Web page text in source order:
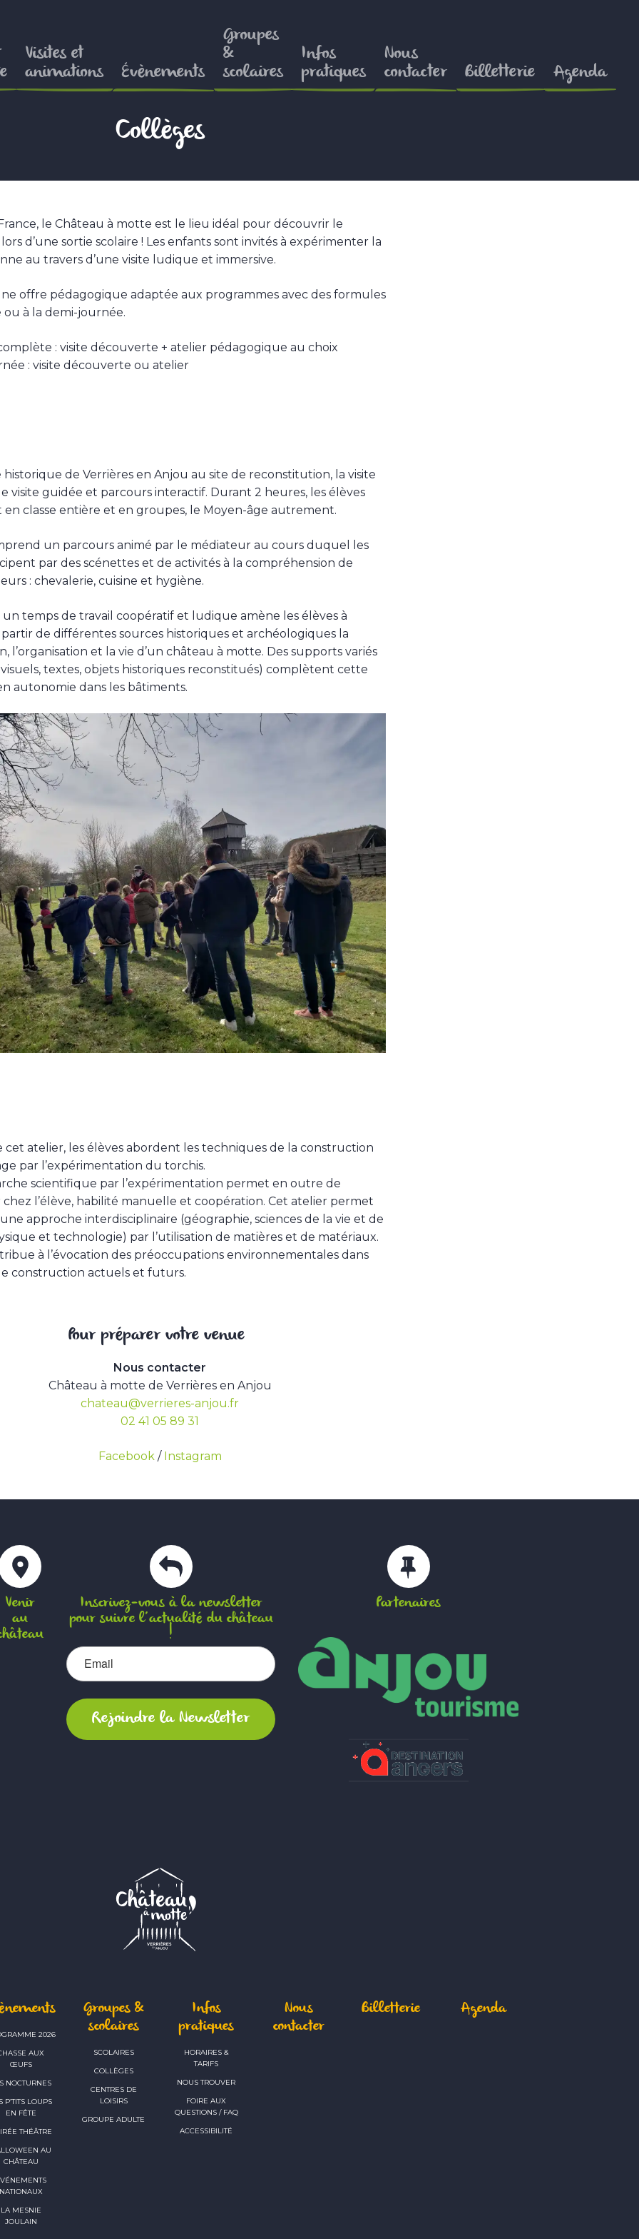
Visites et
animations Évènements
Groupes
&
scolaires
Infos
pratiques
Nous
contacter Billetterie Agenda
Collèges
le Château à motte est le lieu idéal pour découvrir le
d’une sortie scolaire ! Les enfants sont invités à expérimenter la
au travers d’une visite ludique et immersive.
offre pédagogique adaptée aux programmes avec des formules
ou à la demi-journée.
: visite découverte + atelier pédagogique au choix
: visite découverte ou atelier
de Verrières en Anjou au site de reconstitution, la visite
visite guidée et parcours interactif. Durant 2 heures, les élèves
classe entière et en groupes, le Moyen-âge autrement.
un parcours animé par le médiateur au cours duquel les
par des scénettes et de activités à la compréhension de
: chevalerie, cuisine et hygiène.
un temps de travail coopératif et ludique amène les élèves à
de différentes sources historiques et archéologiques la
l’organisation et la vie d’un château à motte. Des supports variés
textes, objets historiques reconstitués) complètent cette
autonomie dans les bâtiments.
cet atelier, les élèves abordent les techniques de la construction
par l’expérimentation du torchis.
scientifique par l’expérimentation permet en outre de
l’élève, habilité manuelle et coopération. Cet atelier permet
approche interdisciplinaire (géographie, sciences de la vie et de
et technologie) par l’utilisation de matières et de matériaux.
à l’évocation des préoccupations environnementales dans
construction actuels et futurs.
Pour préparer votre venue
Nous contacter
Château à motte de Verrières en Anjou
chateau@verrieres-anjou.fr
02 41 05 89 31
Facebook /Instagram
Venir
au
Inscrivez-vous à la newsletter
pour suivre l’actualité du château
!
Partenaires
2026
AUX
ŒUFS
NOCTURNES
P’TITS LOUPS
EN FÊTE
THÉÂTRE
AU
CHÂTEAU
NATIONAUX
LA MESNIE
JOULAIN
Groupes &
scolaires
SCOLAIRES
COLLÈGES
CENTRES DE
LOISIRS
GROUPE ADULTE
Infos
pratiques
HORAIRES &
TARIFS
NOUS TROUVER
FOIRE AUX
QUESTIONS / FAQ
ACCESSIBILITÉ
Nous
contacter
Billetterie Agenda